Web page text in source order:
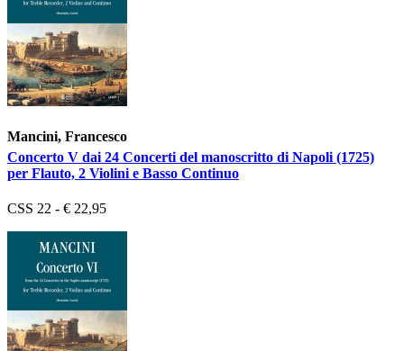
Mancini, Francesco
Concerto V dai 24 Concerti del manoscritto di Napoli (1725)
per Flauto, 2 Violini e Basso Continuo
CSS 22 - € 22,95